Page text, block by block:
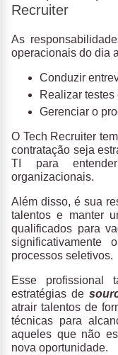
Recruiter
As
operacionais do dia
Conduzir
Realizar
Gerenciar o
O Tech Recruiter
contratação seja
TI para
organizacionais.
Além disso, é sua
talentos e manter
qualificados para
significativamente
processos seletivos.
Esse profissional
estratégias de
atrair talentos de
técnicas para
aqueles que não
nova oportunidade.